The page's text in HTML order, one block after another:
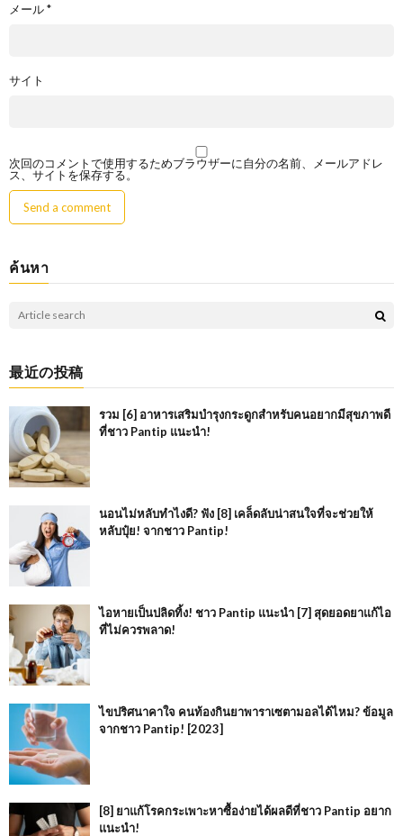
メール*
サイト
次回のコメントで使用するためブラウザーに自分の名前、メールアドレ
ス、サイトを保存する。
ค้นหา
最近の投稿
รวม [6] อาหารเสริมบำรุงกระดูกสำหรับคนอยากมีสุขภาพดี
ที่ชาว Pantip แนะนำ!
นอนไม่หลับทำไงดี? ฟัง [8] เคล็ดลับน่าสนใจที่จะช่วยให้
หลับปุ๋ย! จากชาว Pantip!
ไอหายเป็นปลิดทิ้ง! ชาว Pantip แนะนำ [7] สุดยอดยาแก้ไอ
ที่ไม่ควรพลาด!
ไขปริศนาคาใจ คนท้องกินยาพาราเซตามอลได้ไหม? ข้อมูล
จากชาว Pantip! [2023]
[8] ยาแก้โรคกระเพาะหาซื้อง่ายได้ผลดีที่ชาว Pantip อยาก
แนะนำ!